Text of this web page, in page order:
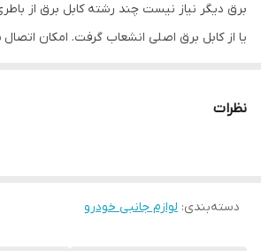
برق دیگر نیاز نیست چند رشته کابل برق از
ها آسان است ، افت ولتاژ پدید نمیاید ، محکم
شما فراهم می آورد.
نظرات
دسته‌بندی: لوازم جانبی خودرو